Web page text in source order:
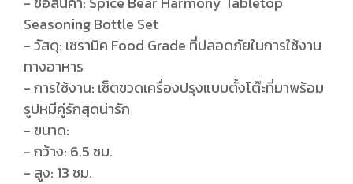
Seasoning Bottle Set
- วัสดุ: เซรามิค Food Grade ที่ปลอดภัยในการใช้งาน
ทางอาหาร
- การใช้งาน: เซ็ตขวดเครื่องปรุงแบบตั้งโต๊ะที่มาพร้อม
รูปหมีคู่รักสุดน่ารัก
- ขนาด:
- กว้าง: 6.5 ซม.
- สูง: 13 ซม.